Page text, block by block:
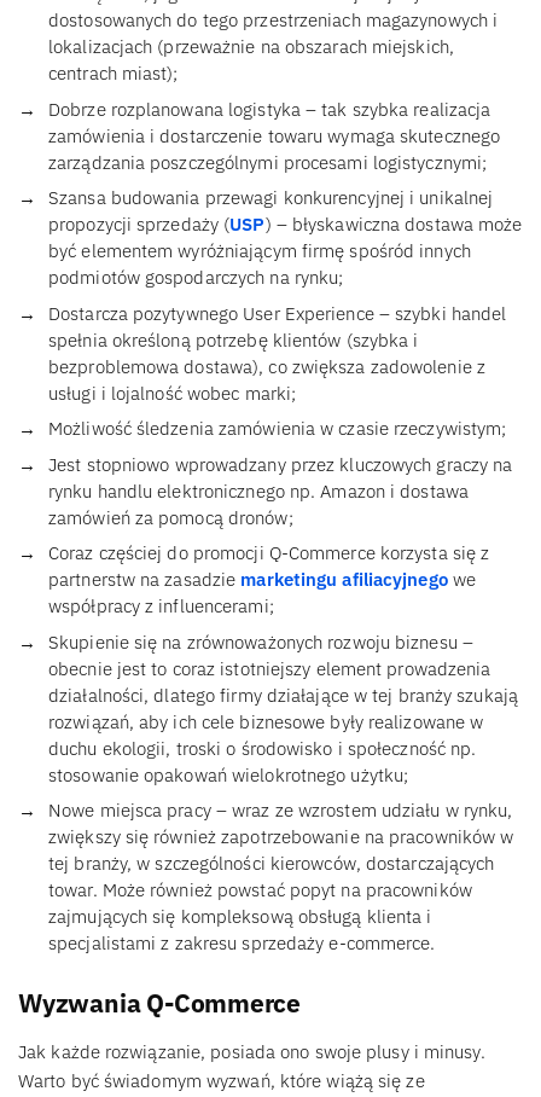
dostosowanych do tego przestrzeniach magazynowych i
lokalizacjach (przeważnie na obszarach miejskich,
centrach miast);
Dobrze rozplanowana logistyka – tak szybka realizacja
zamówienia i dostarczenie towaru wymaga skutecznego
zarządzania poszczególnymi procesami logistycznymi;
Szansa budowania przewagi konkurencyjnej i unikalnej
propozycji sprzedaży (USP) – błyskawiczna dostawa może
być elementem wyróżniającym firmę spośród innych
podmiotów gospodarczych na rynku;
Dostarcza pozytywnego User Experience – szybki handel
spełnia określoną potrzebę klientów (szybka i
bezproblemowa dostawa), co zwiększa zadowolenie z
usługi i lojalność wobec marki;
Możliwość śledzenia zamówienia w czasie rzeczywistym;
Jest stopniowo wprowadzany przez kluczowych graczy na
rynku handlu elektronicznego np. Amazon i dostawa
zamówień za pomocą dronów;
Coraz częściej do promocji Q-Commerce korzysta się z
partnerstw na zasadzie marketingu afiliacyjnegowe
współpracy z influencerami;
Skupienie się na zrównoważonych rozwoju biznesu –
obecnie jest to coraz istotniejszy element prowadzenia
działalności, dlatego firmy działające w tej branży szukają
rozwiązań, aby ich cele biznesowe były realizowane w
duchu ekologii, troski o środowisko i społeczność np.
stosowanie opakowań wielokrotnego użytku;
Nowe miejsca pracy – wraz ze wzrostem udziału w rynku,
zwiększy się również zapotrzebowanie na pracowników w
tej branży, w szczególności kierowców, dostarczających
towar. Może również powstać popyt na pracowników
zajmujących się kompleksową obsługą klienta i
specjalistami z zakresu sprzedaży e-commerce.
Wyzwania Q-Commerce
Jak każde rozwiązanie, posiada ono swoje plusy i minusy.
Warto być świadomym wyzwań, które wiążą się ze